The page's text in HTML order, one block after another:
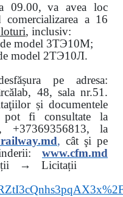
09.00, va avea loc
a 16
, inclusiv:
model 3ТЭ10М;
model 2ТЭ10Л.
pe adresa:
48, sala nr.51.
și documentele
pot fi consultate la
+37369356813, la
, cât şi pe
www.cfm.md
→ Licitații